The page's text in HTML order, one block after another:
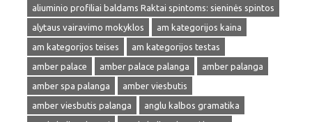
aliuminio profiliai baldams Raktai spintoms: sieninės spintos
alytaus vairavimo mokyklos
am kategorijos kaina
am kategorijos teises
am kategorijos testas
amber palace
amber palace palanga
amber palanga
amber spa palanga
amber viesbutis
amber viesbutis palanga
anglu kalbos gramatika